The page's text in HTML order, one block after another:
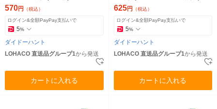
（直送品）
570円 （税込）
ログイン&全額PayPay支払いで
5%
ダイドーハント
LOHACO 直送品グループ1から発送
カートに入れる
本)（直送品）
625円 （税込）
ログイン&全額PayPay支払いで
5%
ダイドーハント
LOHACO 直送品グループ1から発送
カートに入れる